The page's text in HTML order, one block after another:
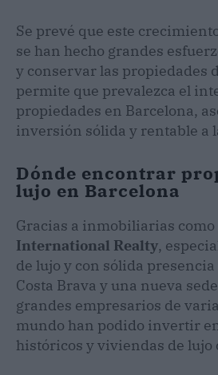
Se prevé que este
se han hecho grandes
y conservar las propiedades
permite que prevalezca el
propiedades en Barcelona,
inversión sólida y rentable a
Dónde encontrar
lujo en Barcelona
Gracias a inmobiliarias como
International Realty,
de lujo y con sólida
Costa Brava y una nueva
grandes empresarios de
mundo han podido invertir
históricos y viviendas de lujo